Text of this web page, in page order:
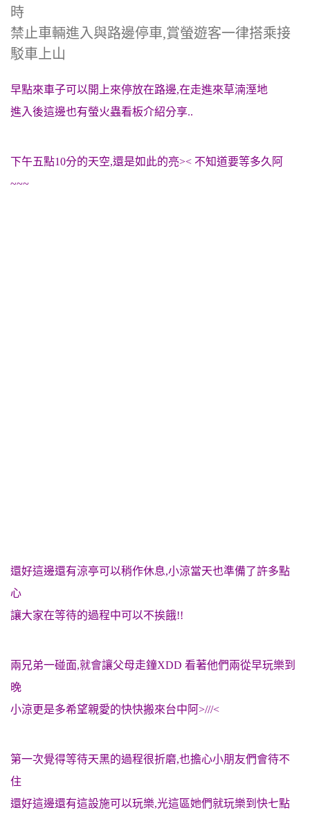
時
禁止車輛進入與路邊停車,賞螢遊客一律搭乘接
駁車上山
早點來車子可以開上來停放在路邊,在走進來草湳溼地
進入後這邊也有螢火蟲看板介紹分享..
下午五點10分的天空,還是如此的亮>< 不知道要等多久阿
~~~
還好這邊還有涼亭可以稍作休息,小涼當天也準備了許多點
心
讓大家在等待的過程中可以不挨餓!!
兩兄弟一碰面,就會讓父母走鐘XDD 看著他們兩從早玩樂到
晚
小涼更是多希望親愛的快快搬來台中阿>///<
第一次覺得等待天黑的過程很折磨,也擔心小朋友們會待不
住
還好這邊還有這設施可以玩樂,光這區她們就玩樂到快七點